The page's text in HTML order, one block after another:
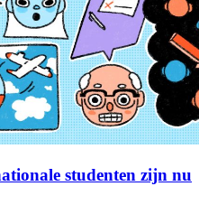
studenten zijn nu